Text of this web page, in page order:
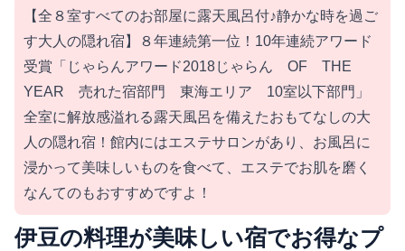
【全８室すべてのお部屋に露天風呂付♪静かな時を過ご
す大人の隠れ宿】８年連続第一位！10年連続アワード
受賞「じゃらんアワード2018じゃらん OF THE
YEAR 売れた宿部門 東海エリア 10室以下部門」
全室に解放感溢れる露天風呂を備えたおもてなしの大
人の隠れ宿！館内にはエステサロンがあり、お風呂に
浸かって美味しいものを食べて、エステでお肌を磨く
なんてのもおすすめですよ！
伊豆の料理が美味しい宿でお得なプ